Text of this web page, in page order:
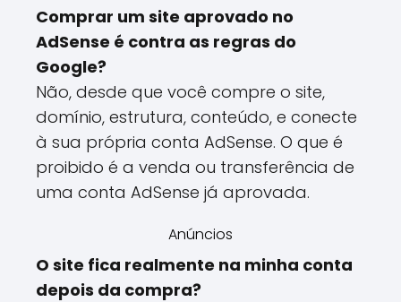
Comprar um site aprovado no
AdSense é contra as regras do
Google?
Não, desde que você compre o site,
domínio, estrutura, conteúdo, e conecte
à sua própria conta AdSense. O que é
proibido é a venda ou transferência de
uma conta AdSense já aprovada.
Anúncios
O site fica realmente na minha conta
depois da compra?